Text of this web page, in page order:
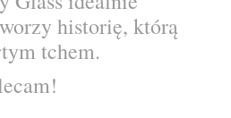
historię, którą
tchem.